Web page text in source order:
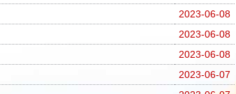
2023-06-08
2023-06-08
2023-06-08
2023-06-07